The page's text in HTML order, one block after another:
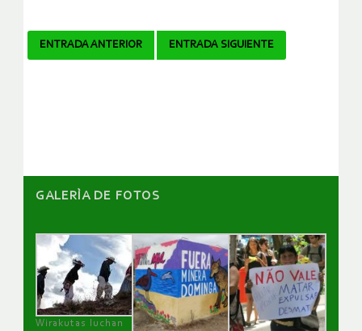
Navegador
ENTRADA ANTERIOR ENTRADA SIGUIENTE
GALERÌA DE FOTOS
Wirakutas luchan